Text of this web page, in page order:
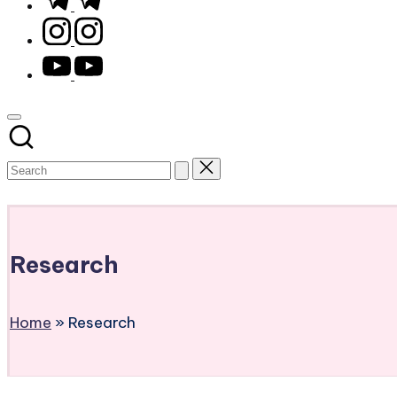
instagram.com
youtube.com
Research
Home » Research